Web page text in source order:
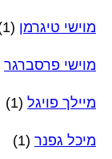
מוישי טיגרמן (1)
מוישי פרסברגר
מיילך פויגל (1)
מיכל גפנר (1)